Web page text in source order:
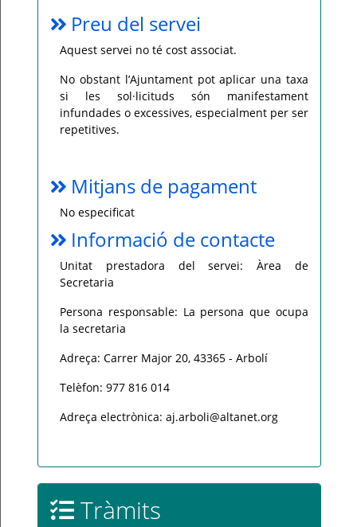
Preu del servei
Aquest servei no té cost associat.
No obstant l’Ajuntament pot aplicar una taxa
si les sol·licituds són manifestament
infundades o excessives, especialment per ser
repetitives.
Mitjans de pagament
No especificat
Informació de contacte
Unitat prestadora del servei: Àrea de
Secretaria
Persona responsable: La persona que ocupa
la secretaria
Adreça: Carrer Major 20, 43365 - Arbolí
Telèfon: 977 816 014
Adreça electrònica: aj.arboli@altanet.org
Tràmits